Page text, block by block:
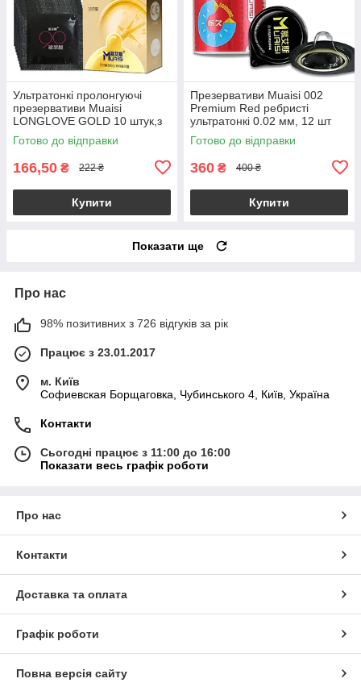
Ультратонкі пролонгуючі
презервативи Muaisi
LONGLOVE GOLD 10 штук,з
додатковою змазкою
Готово до відправки
166,50 ₴ 222 ₴
Купити
Презервативи Muaisi 002
Premium Red ребристі
ультратонкі 0.02 мм, 12 шт
Готово до відправки
360 ₴ 400 ₴
Купити
Показати ще
Про нас
98% позитивних з 726 відгуків за рік
Працює з 23.01.2017
м. Київ
Софиевская Борщаговка, Чубинського 4, Київ, Україна
Контакти
Сьогодні працює з 11:00 до 16:00
Показати весь графік роботи
Про нас
Контакти
Доставка та оплата
Графік роботи
Повна версія сайту